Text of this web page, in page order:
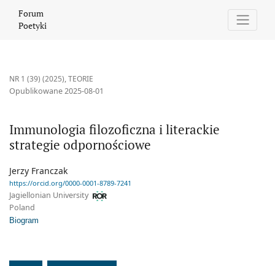
Forum
Poetyki
NR 1 (39) (2025),TEORIE
Immunologia filozoficzna i literackie
strategie odpornościowe
Opublikowane 2025-08-01
Jerzy Franczak
https://orcid.org/0000-0001-8789-7241
Jagiellonian University
Poland
Biogram